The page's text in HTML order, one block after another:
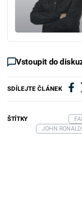
Vstoupit do
SDÍLEJTE ČLÁNEK
ŠTÍTKY
JOHN RONALD